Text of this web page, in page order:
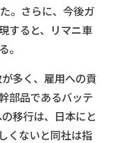
。さらに、今後ガ
すると、リマニ車
。
多く、雇用への貢
部品であるバッテ
移行は、日本にと
くないと同社は指